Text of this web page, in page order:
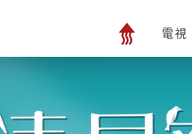
電視